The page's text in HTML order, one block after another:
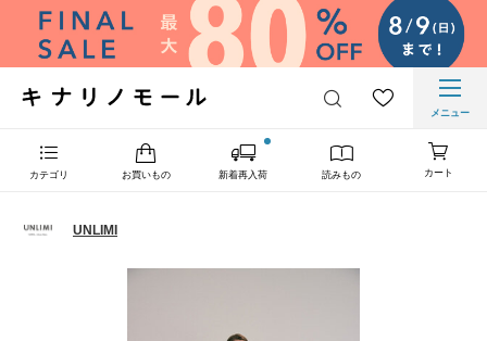
メニュー
カテゴリ お買いもの 新着再入荷 読みもの カート
UNLIMI